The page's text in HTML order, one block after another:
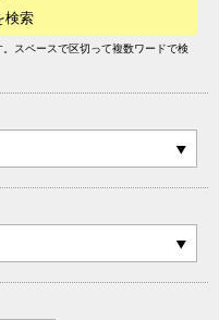
検索
スペースで区切って複数ワードで検